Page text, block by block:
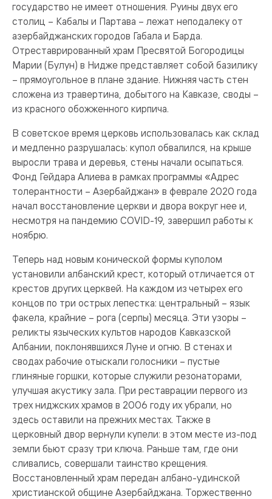
государство не имеет отношения. Руины двух его
столиц – Кабалы и Партава – лежат неподалеку от
азербайджанских городов Габала и Барда.
Отреставрированный храм Пресвятой Богородицы
Марии (Булун) в Нидже представляет собой базилику
– прямоугольное в плане здание. Нижняя часть стен
сложена из травертина, добытого на Кавказе, своды –
из красного обожженного кирпича.
В советское время церковь использовалась как склад
и медленно разрушалась: купол обвалился, на крыше
выросли трава и деревья, стены начали осыпаться.
Фонд Гейдара Алиева в рамках программы «Адрес
толерантности – Азербайджан» в феврале 2020 года
начал восстановление церкви и двора вокруг нее и,
несмотря на пандемию COVID-19, завершил работы к
ноябрю.
Теперь над новым конической формы куполом
установили албанский крест, который отличается от
крестов других церквей. На каждом из четырех его
концов по три острых лепестка: центральный – язык
факела, крайние – рога (серпы) месяца. Эти узоры –
реликты языческих культов народов Кавказской
Албании, поклонявшихся Луне и огню. В стенах и
сводах рабочие отыскали голосники – пустые
глиняные горшки, которые служили резонаторами,
улучшая акустику зала. При реставрации первого из
трех ниджских храмов в 2006 году их убрали, но
здесь оставили на прежних местах. Также в
церковный двор вернули купели: в этом месте из-под
земли бьют сразу три ключа. Раньше там, где они
сливались, совершали таинство крещения.
Восстановленный храм передан албано-удинской
христианской общине Азербайджана. Торжественно